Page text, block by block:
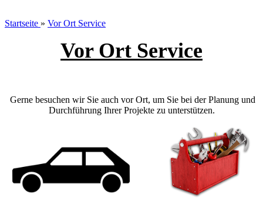
Startseite » Vor Ort Service
Vor Ort Service
Gerne besuchen wir Sie auch vor Ort, um Sie bei der Planung und
Durchführung Ihrer Projekte zu unterstützen.